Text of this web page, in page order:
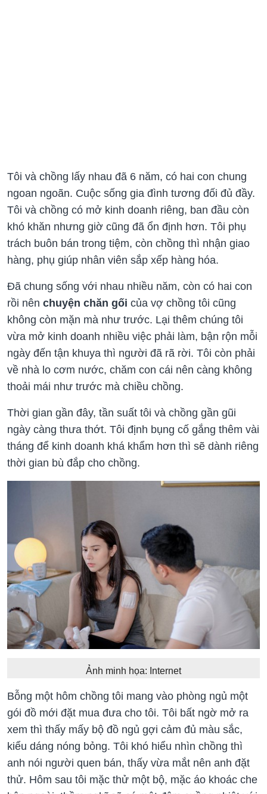
Tôi và chồng lấy nhau đã 6 năm, có hai con chung
ngoan ngoãn. Cuộc sống gia đình tương đối đủ đầy.
Tôi và chồng có mở kinh doanh riêng, ban đầu còn
khó khăn nhưng giờ cũng đã ổn định hơn. Tôi phụ
trách buôn bán trong tiệm, còn chồng thì nhận giao
hàng, phụ giúp nhân viên sắp xếp hàng hóa.
Đã chung sống với nhau nhiều năm, còn có hai con
rồi nên chuyện chăn gối của vợ chồng tôi cũng
không còn mặn mà như trước. Lại thêm chúng tôi
vừa mở kinh doanh nhiều việc phải làm, bận rộn mỗi
ngày đến tận khuya thì người đã rã rời. Tôi còn phải
về nhà lo cơm nước, chăm con cái nên càng không
thoải mái như trước mà chiều chồng.
Thời gian gần đây, tần suất tôi và chồng gần gũi
ngày càng thưa thớt. Tôi định bụng cố gắng thêm vài
tháng để kinh doanh khá khẩm hơn thì sẽ dành riêng
thời gian bù đắp cho chồng.
Ảnh minh họa: Internet
Bỗng một hôm chồng tôi mang vào phòng ngủ một
gói đồ mới đặt mua đưa cho tôi. Tôi bất ngờ mở ra
xem thì thấy mấy bộ đồ ngủ gợi cảm đủ màu sắc,
kiểu dáng nóng bỏng. Tôi khó hiểu nhìn chồng thì
anh nói người quen bán, thấy vừa mắt nên anh đặt
thử. Hôm sau tôi mặc thử một bộ, mặc áo khoác che